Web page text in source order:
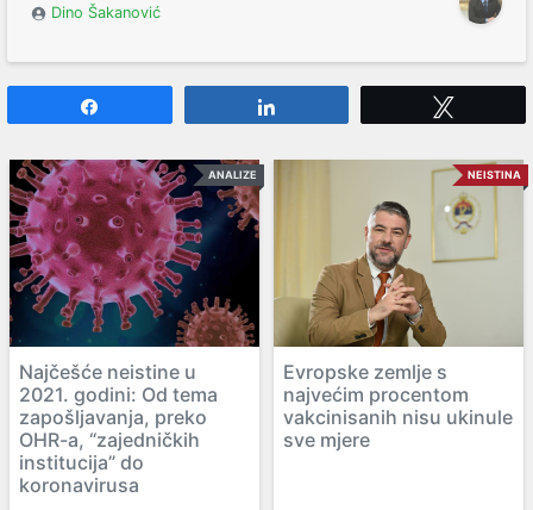
Dino Šakanović
ANALIZE
Najčešće neistine u
2021. godini: Od tema
zapošljavanja, preko
OHR-a, “zajedničkih
institucija” do
koronavirusa
NEISTINA
Evropske zemlje s
najvećim procentom
vakcinisanih nisu ukinule
sve mjere